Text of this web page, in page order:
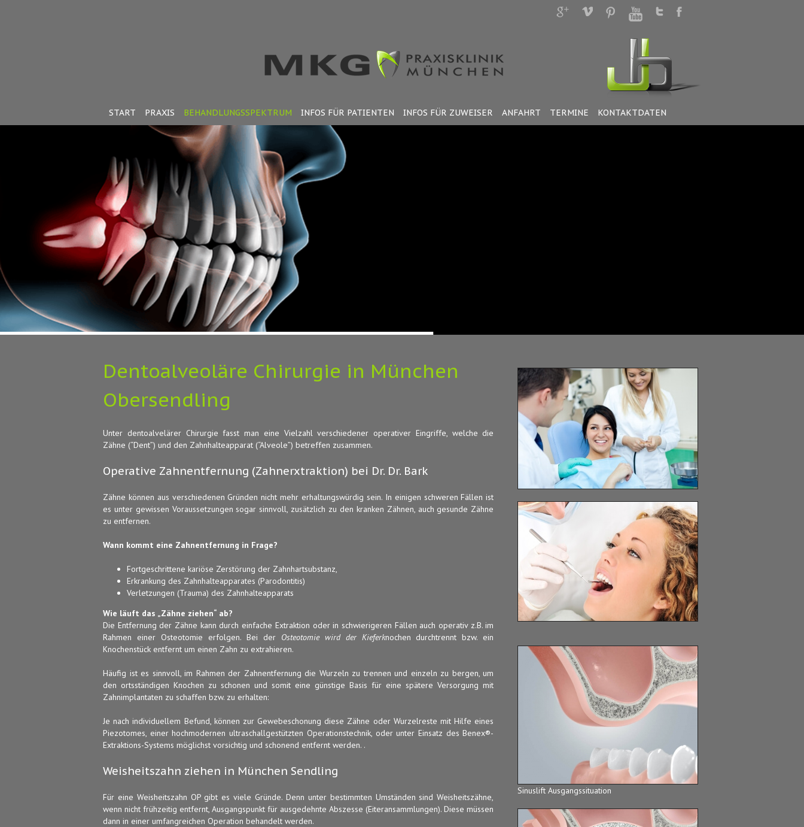
START PRAXIS BEHANDLUNGSSPEKTRUM INFOS FÜR PATIENTEN INFOS FÜR ZUWEISER ANFAHRT TERMINE KONTAKTDATEN
Dentoalveoläre Chirurgie in München
Obersendling
Unter dentoalvelärer Chirurgie fasst man eine Vielzahl verschiedener operativer Eingriffe, welche die
Zähne (“Dent”) und den Zahnhalteapparat (“Alveole”) betreffen zusammen.
Operative Zahnentfernung (Zahnerxtraktion) bei Dr. Dr. Bark
Zähne können aus verschiedenen Gründen nicht mehr erhaltungswürdig sein. In einigen schweren Fällen ist
es unter gewissen Voraussetzungen sogar sinnvoll, zusätzlich zu den kranken Zähnen, auch gesunde Zähne
zu entfernen.
Wann kommt eine Zahnentfernung in Frage?
Fortgeschrittene kariöse Zerstörung der Zahnhartsubstanz,
Erkrankung des Zahnhalteapparates (Parodontitis)
Verletzungen (Trauma) des Zahnhalteapparats
Wie läuft das „Zähne ziehen“ ab?
Die Entfernung der Zähne kann durch einfache Extraktion oder in schwierigeren Fällen auch operativ z.B. im
Rahmen einer Osteotomie erfolgen. Bei der Osteotomie wird der Kieferknochen durchtrennt bzw. ein
Knochenstück entfernt um einen Zahn zu extrahieren.
Häufig ist es sinnvoll, im Rahmen der Zahnentfernung die Wurzeln zu trennen und einzeln zu bergen, um
den ortsständigen Knochen zu schonen und somit eine günstige Basis für eine spätere Versorgung mit
Zahnimplantaten zu schaffen bzw. zu erhalten:
Je nach individuellem Befund, können zur Gewebeschonung diese Zähne oder Wurzelreste mit Hilfe eines
Piezotomes, einer hochmodernen ultraschallgestützten Operationstechnik, oder unter Einsatz des Benex®-
Extraktions-Systems möglichst vorsichtig und schonend entfernt werden. .
Weisheitszahn ziehen in München Sendling
Für eine Weisheitszahn OP gibt es viele Gründe. Denn unter bestimmten Umständen sind Weisheitszähne,
wenn nicht frühzeitig entfernt, Ausgangspunkt für ausgedehnte Abszesse (Eiteransammlungen). Diese müssen
dann in einer umfangreichen Operation behandelt werden.
Sinuslift Ausgangssituation